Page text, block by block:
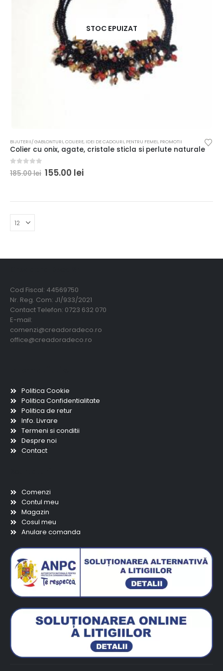
STOC EPUIZAT
BIJUTERII/ GABLONTURI,COLIERE, IDEI DE CADOURI, PENTRU FEMEI, PROMOTII
Colier cu onix, agate, cristale sticla si perlute naturale
0out of 5
185.00lei 155.00 lei
Cod Fiscal: 44569750
Nr. Reg. Com: J1/933/2021
Contact Telefon: 0723 632 070
E-mail:
comenzi@creadoradeco.ro
office@creadoradeco.ro
Politica Cookie
Politica Confidentialitate
Politica de retur
Info. Livrare
Termeni si conditii
Despre noi
Contact
Comenzi
Contul meu
Magazin
Cosul meu
Anulare comanda